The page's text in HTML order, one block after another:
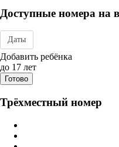
Доступные номера на
Даты
Дата заезда - отъезда
Добавить ребёнка
до 17 лет
Готово
Трёхместный номер